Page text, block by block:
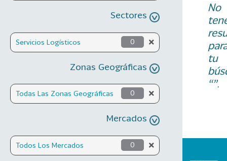
Sectores
Servicios Logísticos 0
Zonas Geográficas
Todas Las Zonas Geográficas 0
Mercados
Todos Los Mercados 0
No
tu
“”.